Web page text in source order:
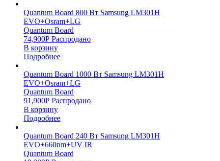
Quantum Board 800 Вт Samsung LM301H
EVO+Osram+LG
Quantum Board
74,900Р Распродано
В корзину
Подробнее
Quantum Board 1000 Вт Samsung LM301H
EVO+Osram+LG
Quantum Board
91,900Р Распродано
В корзину
Подробнее
Quantum Board 240 Вт Samsung LM301H
EVO+660nm+UV IR
Quantum Board